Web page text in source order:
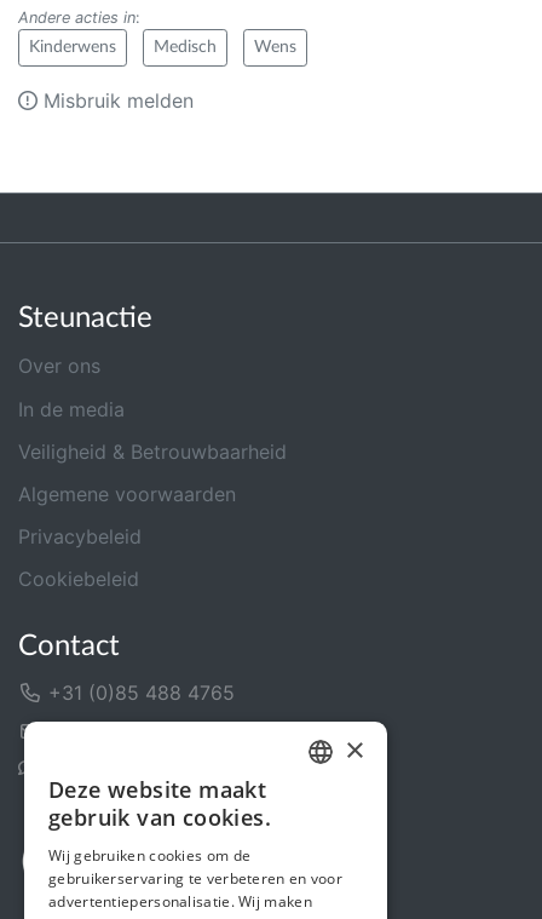
Andere acties in:
Kinderwens Medisch Wens
Misbruik melden
Steunactie
Over ons
In de media
Veiligheid & Betrouwbaarheid
Algemene voorwaarden
Privacybeleid
Cookiebeleid
Contact
+31 (0)85 488 4765
ENGLISH
×
Deze website maakt
gebruik van cookies.
Wij gebruiken cookies om de
gebruikerservaring te verbeteren en voor
advertentiepersonalisatie. Wij maken